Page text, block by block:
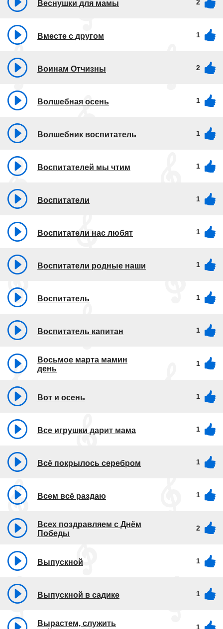
Веснушки для мамы 2
Вместе с другом 1
Воинам Отчизны 2
Волшебная осень 1
Волшебник воспитатель 1
Воспитателей мы чтим 1
Воспитатели 1
Воспитатели нас любят 1
Воспитатели родные наши 1
Воспитатель 1
Воспитатель капитан 1
Восьмое марта мамин
день
1
Вот и осень 1
Все игрушки дарит мама 1
Всё покрылось серебром 1
Всем всё раздаю 1
Всех поздравляем с Днём
Победы
2
Выпускной 1
Выпускной в садике 1
Вырастем, служить
1